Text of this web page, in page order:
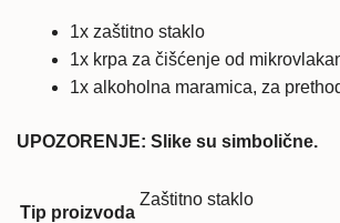
1x zaštitno staklo
1x krpa za čišćenje od
1x alkoholna maramica, za
UPOZORENJE: Slike su simbolične.
Tip proizvoda
Zaštitno staklo